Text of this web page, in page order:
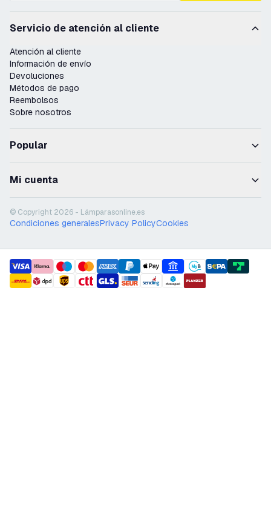
Servicio de atención al cliente
Atención al cliente
Información de envío
Devoluciones
Métodos de pago
Reembolsos
Sobre nosotros
Popular
Mi cuenta
© Copyright 2026 - Lámparasonline.es
Condiciones generalesPrivacy PolicyCookies
payment methods
shipment methods